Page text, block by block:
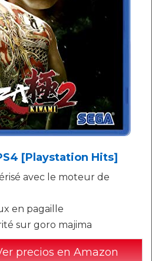
[Playstation Hits]
avec le moteur de
en pagaille
sur goro majima
precios en Amazon